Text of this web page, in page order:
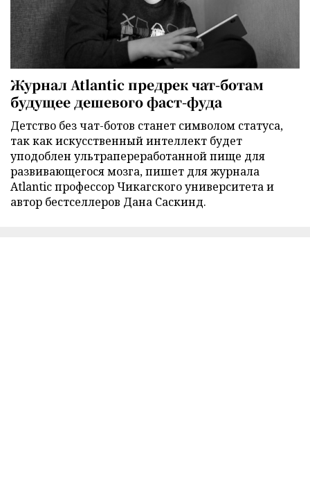
Журнал Atlantic предрек чат-ботам
будущее дешевого фаст-фуда
Детство без чат-ботов станет символом статуса,
так как искусственный интеллект будет
уподоблен ультрапереработанной пище для
развивающегося мозга, пишет для журнала
Atlantic профессор Чикагского университета и
автор бестселлеров Дана Саскинд.